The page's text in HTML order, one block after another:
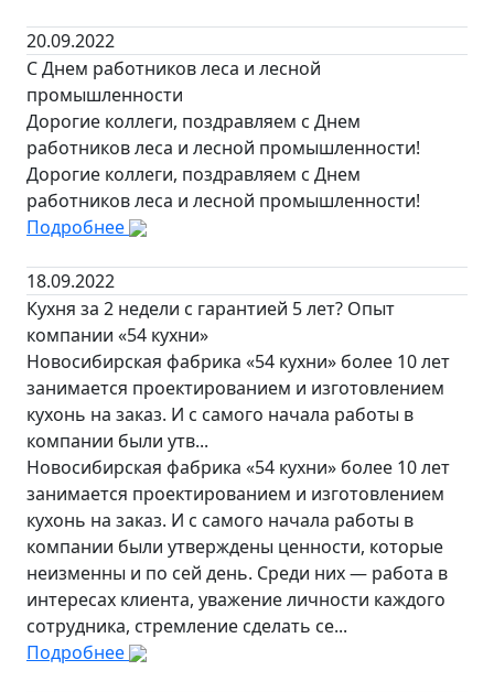
20.09.2022
С Днем работников леса и лесной
промышленности
Дорогие коллеги, поздравляем с Днем
работников леса и лесной промышленности!
Дорогие коллеги, поздравляем с Днем
работников леса и лесной промышленности!
Подробнее
18.09.2022
Кухня за 2 недели с гарантией 5 лет? Опыт
компании «54 кухни»
Новосибирская фабрика «54 кухни» более 10 лет
занимается проектированием и изготовлением
кухонь на заказ. И с самого начала работы в
компании были утв...
Новосибирская фабрика «54 кухни» более 10 лет
занимается проектированием и изготовлением
кухонь на заказ. И с самого начала работы в
компании были утверждены ценности, которые
неизменны и по сей день. Среди них — работа в
интересах клиента, уважение личности каждого
сотрудника, стремление сделать се...
Подробнее